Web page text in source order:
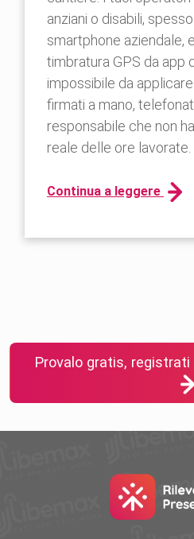
anziani o disabili,
smartphone aziendale,
timbratura GPS da app
impossibile da
firmati a mano,
responsabile che non
reale delle ore lavorate.
Continua a leggere
Provalo gratis,